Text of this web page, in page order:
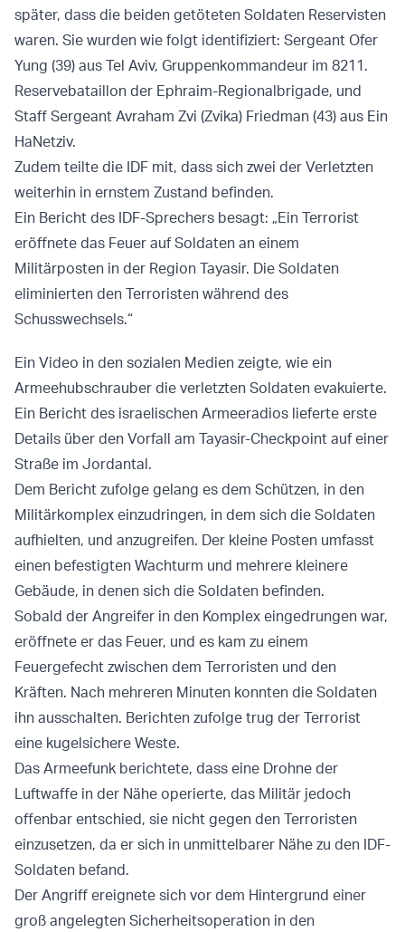
später, dass die beiden getöteten Soldaten Reservisten
waren. Sie wurden wie folgt identifiziert: Sergeant Ofer
Yung (39) aus Tel Aviv, Gruppenkommandeur im 8211.
Reservebataillon der Ephraim-Regionalbrigade, und
Staff Sergeant Avraham Zvi (Zvika) Friedman (43) aus Ein
HaNetziv.
Zudem teilte die IDF mit, dass sich zwei der Verletzten
weiterhin in ernstem Zustand befinden.
Ein Bericht des IDF-Sprechers besagt: „Ein Terrorist
eröffnete das Feuer auf Soldaten an einem
Militärposten in der Region Tayasir. Die Soldaten
eliminierten den Terroristen während des
Schusswechsels.“
Ein Video in den sozialen Medien zeigte, wie ein
Armeehubschrauber die verletzten Soldaten evakuierte.
Ein Bericht des israelischen Armeeradios lieferte erste
Details über den Vorfall am Tayasir-Checkpoint auf einer
Straße im Jordantal.
Dem Bericht zufolge gelang es dem Schützen, in den
Militärkomplex einzudringen, in dem sich die Soldaten
aufhielten, und anzugreifen. Der kleine Posten umfasst
einen befestigten Wachturm und mehrere kleinere
Gebäude, in denen sich die Soldaten befinden.
Sobald der Angreifer in den Komplex eingedrungen war,
eröffnete er das Feuer, und es kam zu einem
Feuergefecht zwischen dem Terroristen und den
Kräften. Nach mehreren Minuten konnten die Soldaten
ihn ausschalten. Berichten zufolge trug der Terrorist
eine kugelsichere Weste.
Das Armeefunk berichtete, dass eine Drohne der
Luftwaffe in der Nähe operierte, das Militär jedoch
offenbar entschied, sie nicht gegen den Terroristen
einzusetzen, da er sich in unmittelbarer Nähe zu den IDF-
Soldaten befand.
Der Angriff ereignete sich vor dem Hintergrund einer
groß angelegten Sicherheitsoperation in den